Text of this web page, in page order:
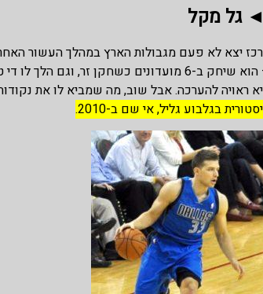
◄ גל מקל
יצא לא פעם מגבולות הארץ במהלך העשור
– הוא שיחק ב-6 מועדונים כשחקן זר,
ראויה להערכה. אבל שוב, מה שמביא לו את
בגלבוע גליל, אי שם ב-2010.